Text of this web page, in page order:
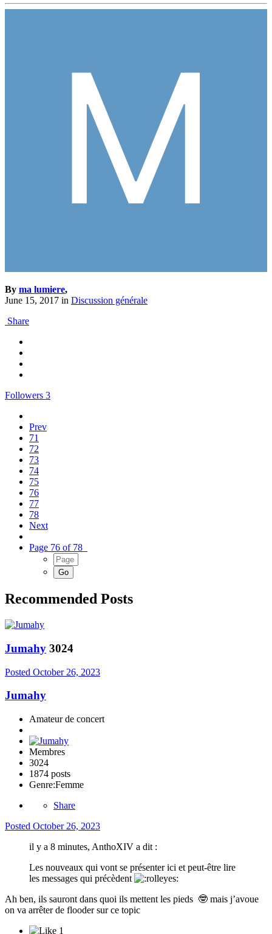
By ma lumiere,
June 15, 2017 in Discussion générale
Share
Followers 3
Prev
71
72
73
74
75
76
77
78
Next
Page 76 of 78
Recommended Posts
Jumahy 3024
Posted October 26, 2023
Jumahy
Amateur de concert
Membres
3024
1874 posts
Genre:Femme
Share
Posted October 26, 2023
il y a 8 minutes, AnthoXIV a dit :
Les nouveaux qui vont se présenter ici et peut-être lire
les messages qui précèdent
Ah ben, ils sauront dans quoi ils mettent les pieds 🤓 mais j’avoue
on va arrêter de flooder sur ce topic
1